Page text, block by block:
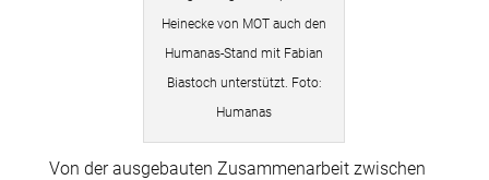
Heinecke von MOT auch den
Humanas-Stand mit Fabian
Biastoch unterstützt. Foto:
Humanas
Von der ausgebauten Zusammenarbeit zwischen